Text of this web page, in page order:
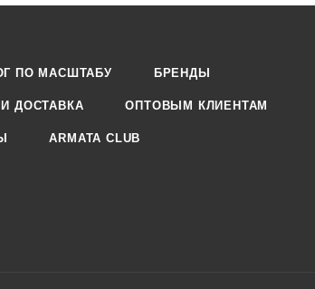
ПО МАСШТАБУ БРЕНДЫ
ДОСТАВКА ОПТОВЫМ КЛИЕНТАМ
ARMATA CLUB